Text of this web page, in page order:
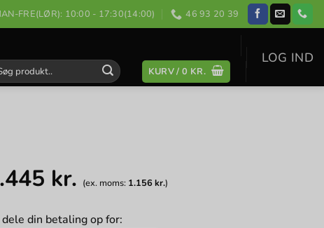
FRE(LØR): 10:00 - 17:30(14:00) 46 93 20 39
KURV /0 KR.
LOG IND
kr. (ex. moms: 1.156kr.)
din betaling op for: